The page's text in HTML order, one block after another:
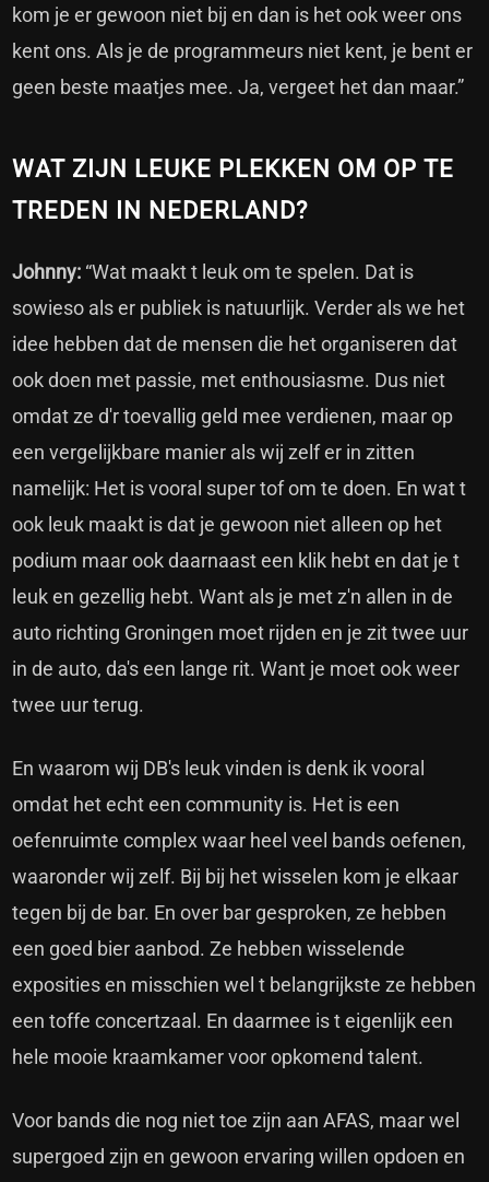
kom je er gewoon niet bij en dan is het ook weer ons
kent ons. Als je de programmeurs niet kent, je bent er
geen beste maatjes mee. Ja, vergeet het dan maar.”
WAT ZIJN LEUKE PLEKKEN OM OP TE
TREDEN IN NEDERLAND?
Johnny: “Wat maakt t leuk om te spelen. Dat is
sowieso als er publiek is natuurlijk. Verder als we het
idee hebben dat de mensen die het organiseren dat
ook doen met passie, met enthousiasme. Dus niet
omdat ze d'r toevallig geld mee verdienen, maar op
een vergelijkbare manier als wij zelf er in zitten
namelijk: Het is vooral super tof om te doen. En wat t
ook leuk maakt is dat je gewoon niet alleen op het
podium maar ook daarnaast een klik hebt en dat je t
leuk en gezellig hebt. Want als je met z'n allen in de
auto richting Groningen moet rijden en je zit twee uur
in de auto, da's een lange rit. Want je moet ook weer
twee uur terug.
En waarom wij DB's leuk vinden is denk ik vooral
omdat het echt een community is. Het is een
oefenruimte complex waar heel veel bands oefenen,
waaronder wij zelf. Bij bij het wisselen kom je elkaar
tegen bij de bar. En over bar gesproken, ze hebben
een goed bier aanbod. Ze hebben wisselende
exposities en misschien wel t belangrijkste ze hebben
een toffe concertzaal. En daarmee is t eigenlijk een
hele mooie kraamkamer voor opkomend talent.
Voor bands die nog niet toe zijn aan AFAS, maar wel
supergoed zijn en gewoon ervaring willen opdoen en